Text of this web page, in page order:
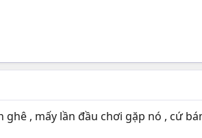
ghê , mấy lần đầu chơi gặp nó , cứ